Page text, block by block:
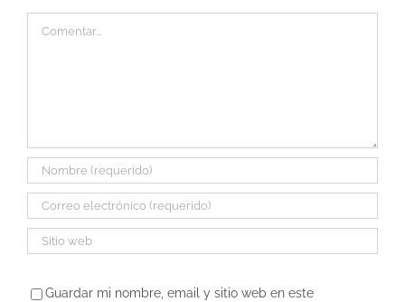
Comentar
Guardar mi nombre, email y sitio web en este